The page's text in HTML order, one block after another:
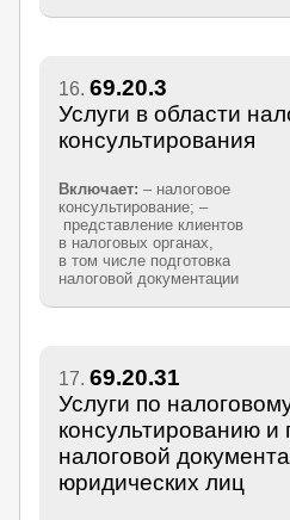
16. 69.20.3
Услуги в области
консультирования
Включает: – налоговое
консультирование; –
представление клиентов
в налоговых органах,
в том числе подготовка
налоговой документации
17. 69.20.31
Услуги по
консультированию и
налоговой
юридических лиц